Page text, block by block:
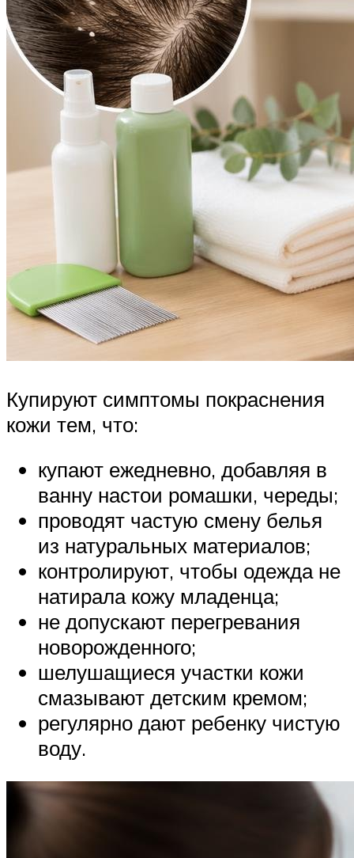
Купируют симптомы покраснения
кожи тем, что:
купают ежедневно, добавляя в
ванну настои ромашки, череды;
проводят частую смену белья
из натуральных материалов;
контролируют, чтобы одежда не
натирала кожу младенца;
не допускают перегревания
новорожденного;
шелушащиеся участки кожи
смазывают детским кремом;
регулярно дают ребенку чистую
воду.